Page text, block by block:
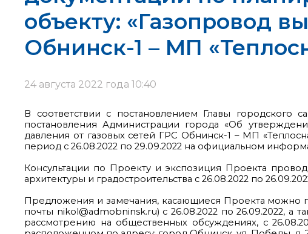
объекту: «Газопровод
Обнинск-1 – МП
24 августа 2022 года 10:40
В соответствии с постановлением Главы
постановления Администрации города «Об
давления от газовых сетей ГРС Обнинск-1 – МП
период с 26.08.2022 по 29.09.2022 на официальном
Консультации по Проекту и экспозиция Проекта
архитектуры и градостроительства с 26.08.2022 по
Предложения и замечания, касающиеся Проекта можно
почты nikol@admobninsk.ru) с 26.08.2022 по 26.09.2022,
рассмотрению на общественных обсуждениях, с